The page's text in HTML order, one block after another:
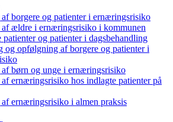
borgere og patienter i ernæringsrisiko
ældre i ernæringsrisiko i kommunen
patienter og patienter i dagsbehandling
og opfølgning af borgere og patienter i
børn og unge i ernæringsrisiko
ernæringsrisiko hos indlagte patienter på
ernæringsrisiko i almen praksis